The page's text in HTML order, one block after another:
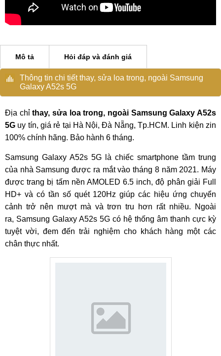
Mô tả Hỏi đáp và đánh giá
Thông tin chi tiết thay, sửa loa trong, ngoài Samsung
Galaxy A52s 5G
Địa chỉthay, sửa loa trong, ngoài Samsung Galaxy A52s
5G uy tín, giá rẻ tại Hà Nội, Đà Nẵng, Tp.HCM. Linh kiện zin
100% chính hãng. Bảo hành 6 tháng.
Samsung Galaxy A52s 5G là chiếc smartphone tầm trung
của nhà Samsung được ra mắt vào tháng 8 năm 2021. Máy
được trang bị tấm nền AMOLED 6.5 inch, độ phân giải Full
HD+ và có tần số quét 120Hz giúp các hiệu ứng chuyển
cảnh trở nên mượt mà và trơn tru hơn rất nhiều. Ngoài
ra, Samsung Galaxy A52s 5G có hệ thống âm thanh cực kỳ
tuyệt vời, đem đến trải nghiệm cho khách hàng một các
chân thực nhất.